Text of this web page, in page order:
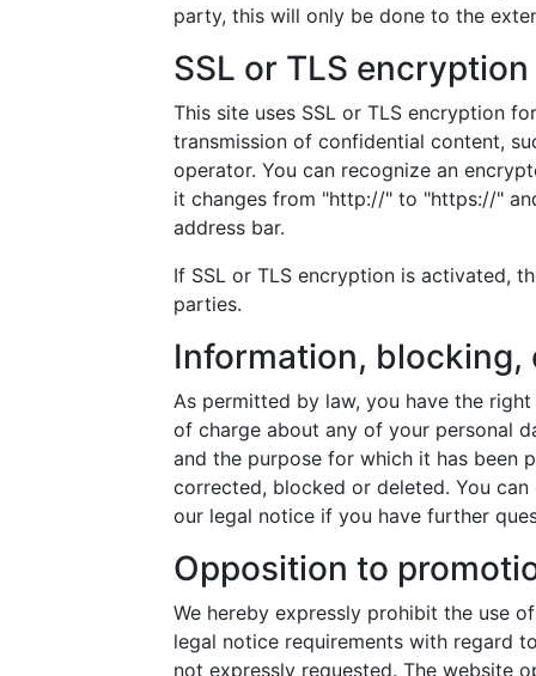
party, this will only be done to the
SSL or TLS encryption
This site uses SSL or TLS encryption
transmission of confidential content,
operator. You can recognize an
it changes from "http://" to "https://"
address bar.
If SSL or TLS encryption is activated,
parties.
Information, blocking,
As permitted by law, you have the
of charge about any of your personal
and the purpose for which it has been
corrected, blocked or deleted. You
our legal notice if you have further
Opposition to
We hereby expressly prohibit the use
legal notice requirements with regard
not expressly requested. The website